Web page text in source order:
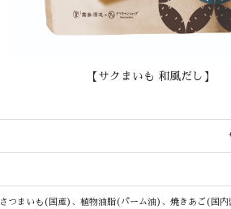
【サクまいも 和風だし】
さつまいも(国産)、植物油脂(パーム油)、焼きあご(国